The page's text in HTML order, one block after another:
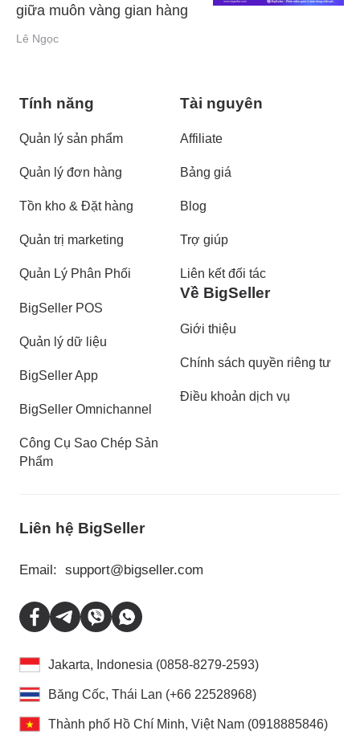
giữa muôn vàng gian hàng
Lê Ngọc
Tính năng
Quản lý sản phẩm
Quản lý đơn hàng
Tồn kho & Đặt hàng
Quản trị marketing
Quản Lý Phân Phối
BigSeller POS
Quản lý dữ liệu
BigSeller App
BigSeller Omnichannel
Công Cụ Sao Chép Sản
Phẩm
Tài nguyên
Affiliate
Bảng giá
Blog
Trợ giúp
Liên kết đối tác
Về BigSeller
Giới thiệu
Chính sách quyền riêng tư
Điều khoản dịch vụ
Liên hệ BigSeller
Email: support@bigseller.com
Jakarta, Indonesia (0858-8279-2593)
Băng Cốc, Thái Lan (+66 22528968)
Thành phố Hồ Chí Minh, Việt Nam (0918885846)